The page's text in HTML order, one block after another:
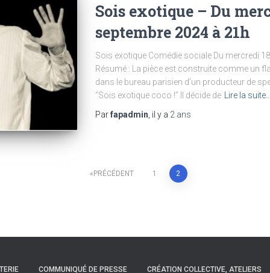
Sois exotique – Du
septembre 2024 à 21h
Sois exotique Comédie sociale Du mercredi
Résumé : La pièce est construite comme un
dans le bureau parisien d’un producteur de
‘‘Sois exotique coco !’’ Il décide de
Lire la
Parfapadmin , il y a 2 ans
PRÉCÉDENT 1 2
COMMUNIQUÉ DE PRESSE CRÉATION COLLECTIVE, ATELIERS